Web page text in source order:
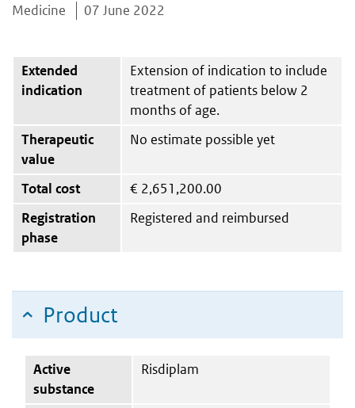
Medicine 07 June 2022
Extended
indication
Extension of indication to include
treatment of patients below 2
months of age.
Therapeutic
value
No estimate possible yet
Total cost € 2,651,200.00
Registration
phase
Registered and reimbursed
Product
Active
substance
Risdiplam